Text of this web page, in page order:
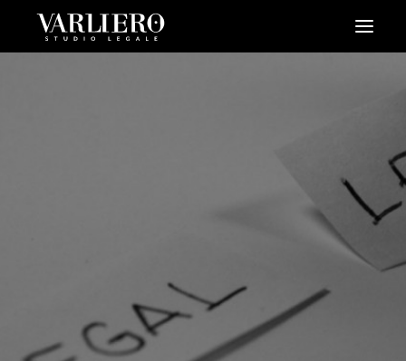
PRENDI UN APPUNTAMENTO